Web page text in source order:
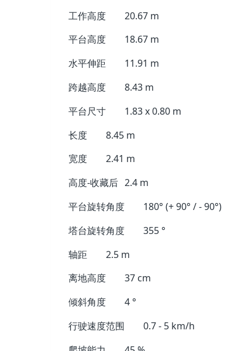
工作高度
20.67 m
平台高度
18.67 m
水平伸距
11.91 m
跨越高度
8.43 m
平台尺寸
1.83 x 0.80 m
长度
8.45 m
宽度
2.41 m
高度-收藏后 2.4 m
平台旋转角度
180° (+ 90° / - 90°)
塔台旋转角度
355 °
轴距
2.5 m
离地高度
37 cm
倾斜角度
4 °
行驶速度范围
0.7 - 5 km/h